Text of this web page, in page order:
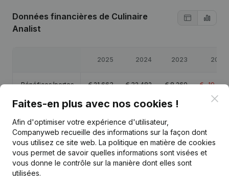
Données financières de Culinaire
Analist
2025 2024 2023 2022
Bénéfices/pertes €21 663 €32 482 €8 260 €-19 481
Capitaux propres € 44 924 € 23 261 €-9 221
Marge brute €40 221 €59 782 € 51 173 €
Personnel 0,3
Faites-en plus avec nos cookies !
Afin d'optimiser votre expérience d'utilisateur,
Companyweb recueille des informations sur la façon dont
vous utilisez ce site web. La politique en matière de cookies
vous permet de savoir quelles informations sont visées et
vous donne le contrôle sur la manière dont elles sont
utilisées.